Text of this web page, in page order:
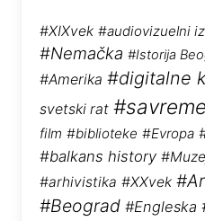
#XIXvek #audiovizuelni
#Nemačka #Istorija
#Amerika #digitalne
svetski rat
film #biblioteke #Evropa
#balkans history
#arhivistika #XXvek
#Beograd #Engleska